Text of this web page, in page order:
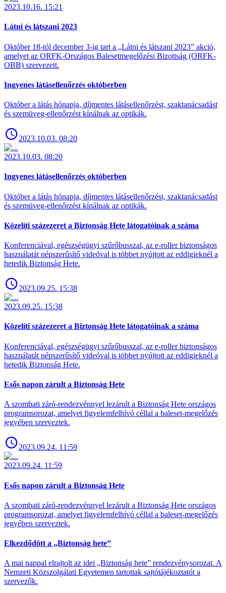
2023.10.16. 15:21
Látni és látszani 2023
Október 18-tól december 3-ig tart a „Látni és látszani 2023” akció,
amelyet az ORFK-Országos Balesetmegelőzési Bizottság (ORFK-
OBB) szervezett.
Ingyenes látásellenőrzés októberben
Október a látás hónapja, díjmentes látásellenőrzést, szaktanácsadást
és szemüveg-ellenőrzést kínálnak az optikák.
2023.10.03. 08:20
2023.10.03. 08:20
Ingyenes látásellenőrzés októberben
Október a látás hónapja, díjmentes látásellenőrzést, szaktanácsadást
és szemüveg-ellenőrzést kínálnak az optikák.
Közelíti százezeret a Biztonság Hete látogatóinak a száma
Konferenciával, egészségügyi szűrőbusszal, az e-roller biztonságos
használatát népszerűsítő videóval is többet nyújtott az eddigieknél a
hetedik Biztonság Hete.
2023.09.25. 15:38
2023.09.25. 15:38
Közelíti százezeret a Biztonság Hete látogatóinak a száma
Konferenciával, egészségügyi szűrőbusszal, az e-roller biztonságos
használatát népszerűsítő videóval is többet nyújtott az eddigieknél a
hetedik Biztonság Hete.
Esős napon zárult a Biztonság Hete
A szombati záró-rendezvénnyel lezárult a Biztonság Hete országos
programsorozat, amelyet figyelemfelhívó céllal a baleset-megelőzés
jegyében szerveztek.
2023.09.24. 11:59
2023.09.24. 11:59
Esős napon zárult a Biztonság Hete
A szombati záró-rendezvénnyel lezárult a Biztonság Hete országos
programsorozat, amelyet figyelemfelhívó céllal a baleset-megelőzés
jegyében szerveztek.
Elkezdődött a „Biztonság hete”
A mai nappal elrajtolt az idei „Biztonság hete” rendezvénysorozat. A
Nemzeti Közszolgálati Egyetemen tartottak sajtótájékoztatót a
szervezők.